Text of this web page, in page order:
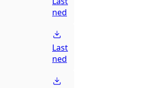
ned
Last
ned